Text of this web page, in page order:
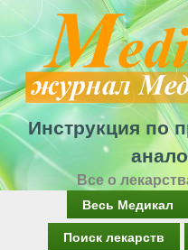
Перейти
к
Инструкция по
Все о
Весь Медикал
Поиск лекарств